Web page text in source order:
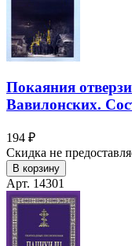
Покаяния
Вавилонских.
194 ₽
Скидка не
В корзину
Арт. 14301